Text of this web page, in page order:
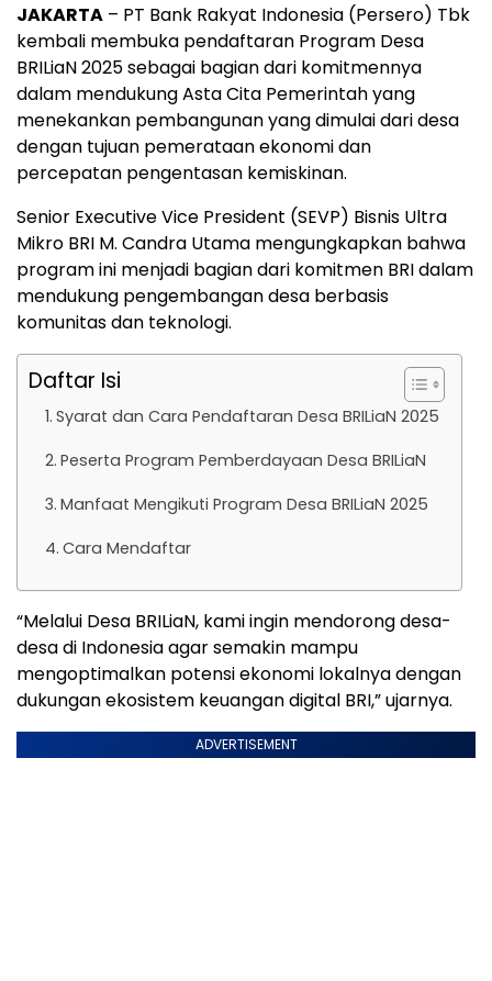
JAKARTA – PT Bank Rakyat Indonesia (Persero) Tbk
kembali membuka pendaftaran Program Desa
BRILiaN 2025 sebagai bagian dari komitmennya
dalam mendukung Asta Cita Pemerintah yang
menekankan pembangunan yang dimulai dari desa
dengan tujuan pemerataan ekonomi dan
percepatan pengentasan kemiskinan.
Senior Executive Vice President (SEVP) Bisnis Ultra
Mikro BRI M. Candra Utama mengungkapkan bahwa
program ini menjadi bagian dari komitmen BRI dalam
mendukung pengembangan desa berbasis
komunitas dan teknologi.
Daftar Isi
Syarat dan Cara Pendaftaran Desa BRILiaN 2025
Peserta Program Pemberdayaan Desa BRILiaN
Manfaat Mengikuti Program Desa BRILiaN 2025
Cara Mendaftar
“Melalui Desa BRILiaN, kami ingin mendorong desa-
desa di Indonesia agar semakin mampu
mengoptimalkan potensi ekonomi lokalnya dengan
dukungan ekosistem keuangan digital BRI,” ujarnya.
ADVERTISEMENT